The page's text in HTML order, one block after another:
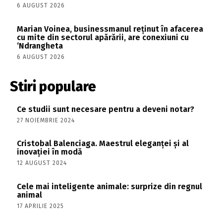
6 AUGUST 2026
Marian Voinea, businessmanul reținut în afacerea
cu mite din sectorul apărării, are conexiuni cu
‘Ndrangheta
6 AUGUST 2026
Stiri populare
Ce studii sunt necesare pentru a deveni notar?
27 NOIEMBRIE 2024
Cristobal Balenciaga. Maestrul eleganței și al
inovației în modă
12 AUGUST 2024
Cele mai inteligente animale: surprize din regnul
animal
17 APRILIE 2025